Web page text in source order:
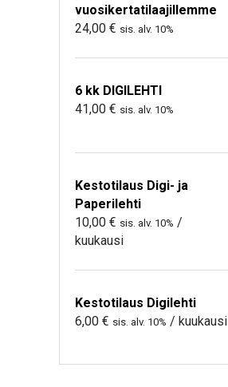
vuosikertatilaajillemme
24,00 € sis. alv. 10%
6 kk DIGILEHTI
41,00 € sis. alv. 10%
Kestotilaus Digi- ja
Paperilehti
10,00 € sis. alv. 10% /
kuukausi
Kestotilaus Digilehti
6,00 € sis. alv. 10% / kuukausi